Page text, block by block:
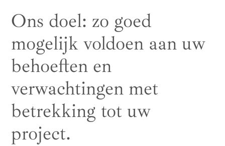
Ons doel: zo goed
mogelijk voldoen aan uw
behoeften en
verwachtingen met
betrekking tot uw
project.